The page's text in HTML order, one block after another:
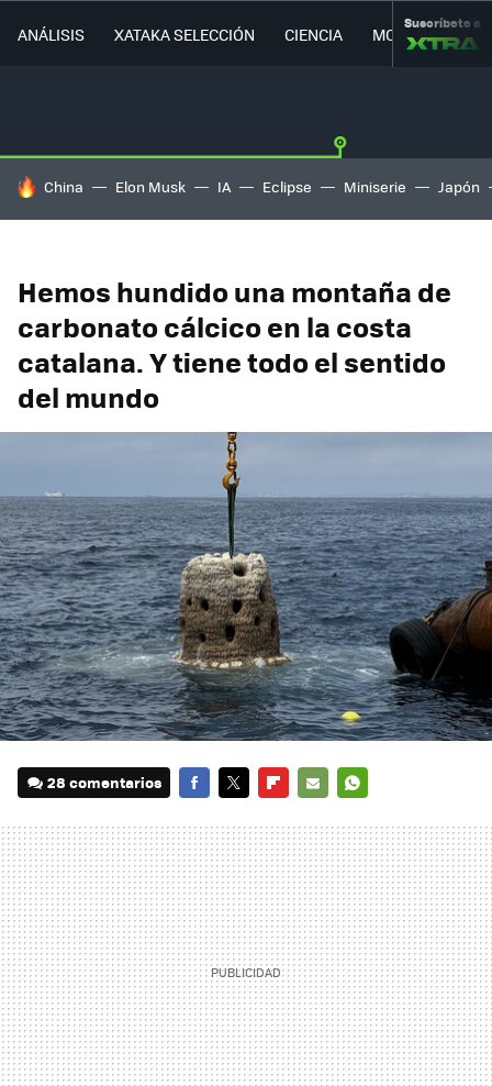
ANÁLISIS XATAKA SELECCIÓN CIENCIA MOVILIDAD
Suscríbete a
HOY SE HABLA DE
China Elon Musk IA Eclipse Miniserie Japón
Hemos hundido una montaña de
carbonato cálcico en la costa
catalana. Y tiene todo el sentido
del mundo
28 comentarios
MAIL